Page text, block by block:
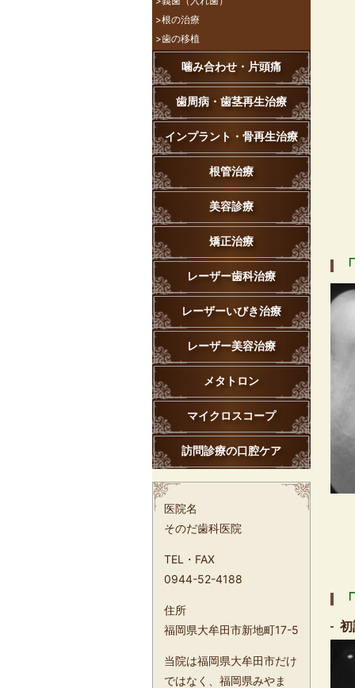
>根の治療
>歯の移植
噛み合わせ・片頭痛
歯周病・歯茎再生治療
インプラント・骨再生治療
根管治療
美容診療
矯正治療
レーザー歯科治療
レーザーいびき治療
レーザー美容治療
メタトロン
マイクロスコープ
訪問診療の口腔ケア
医院名
そのだ歯科医院
TEL・FAX
0944-52-4188
住所
福岡県大牟田市新地町17-5
当院は福岡県大牟田市だけ
ではなく、福岡県みやま